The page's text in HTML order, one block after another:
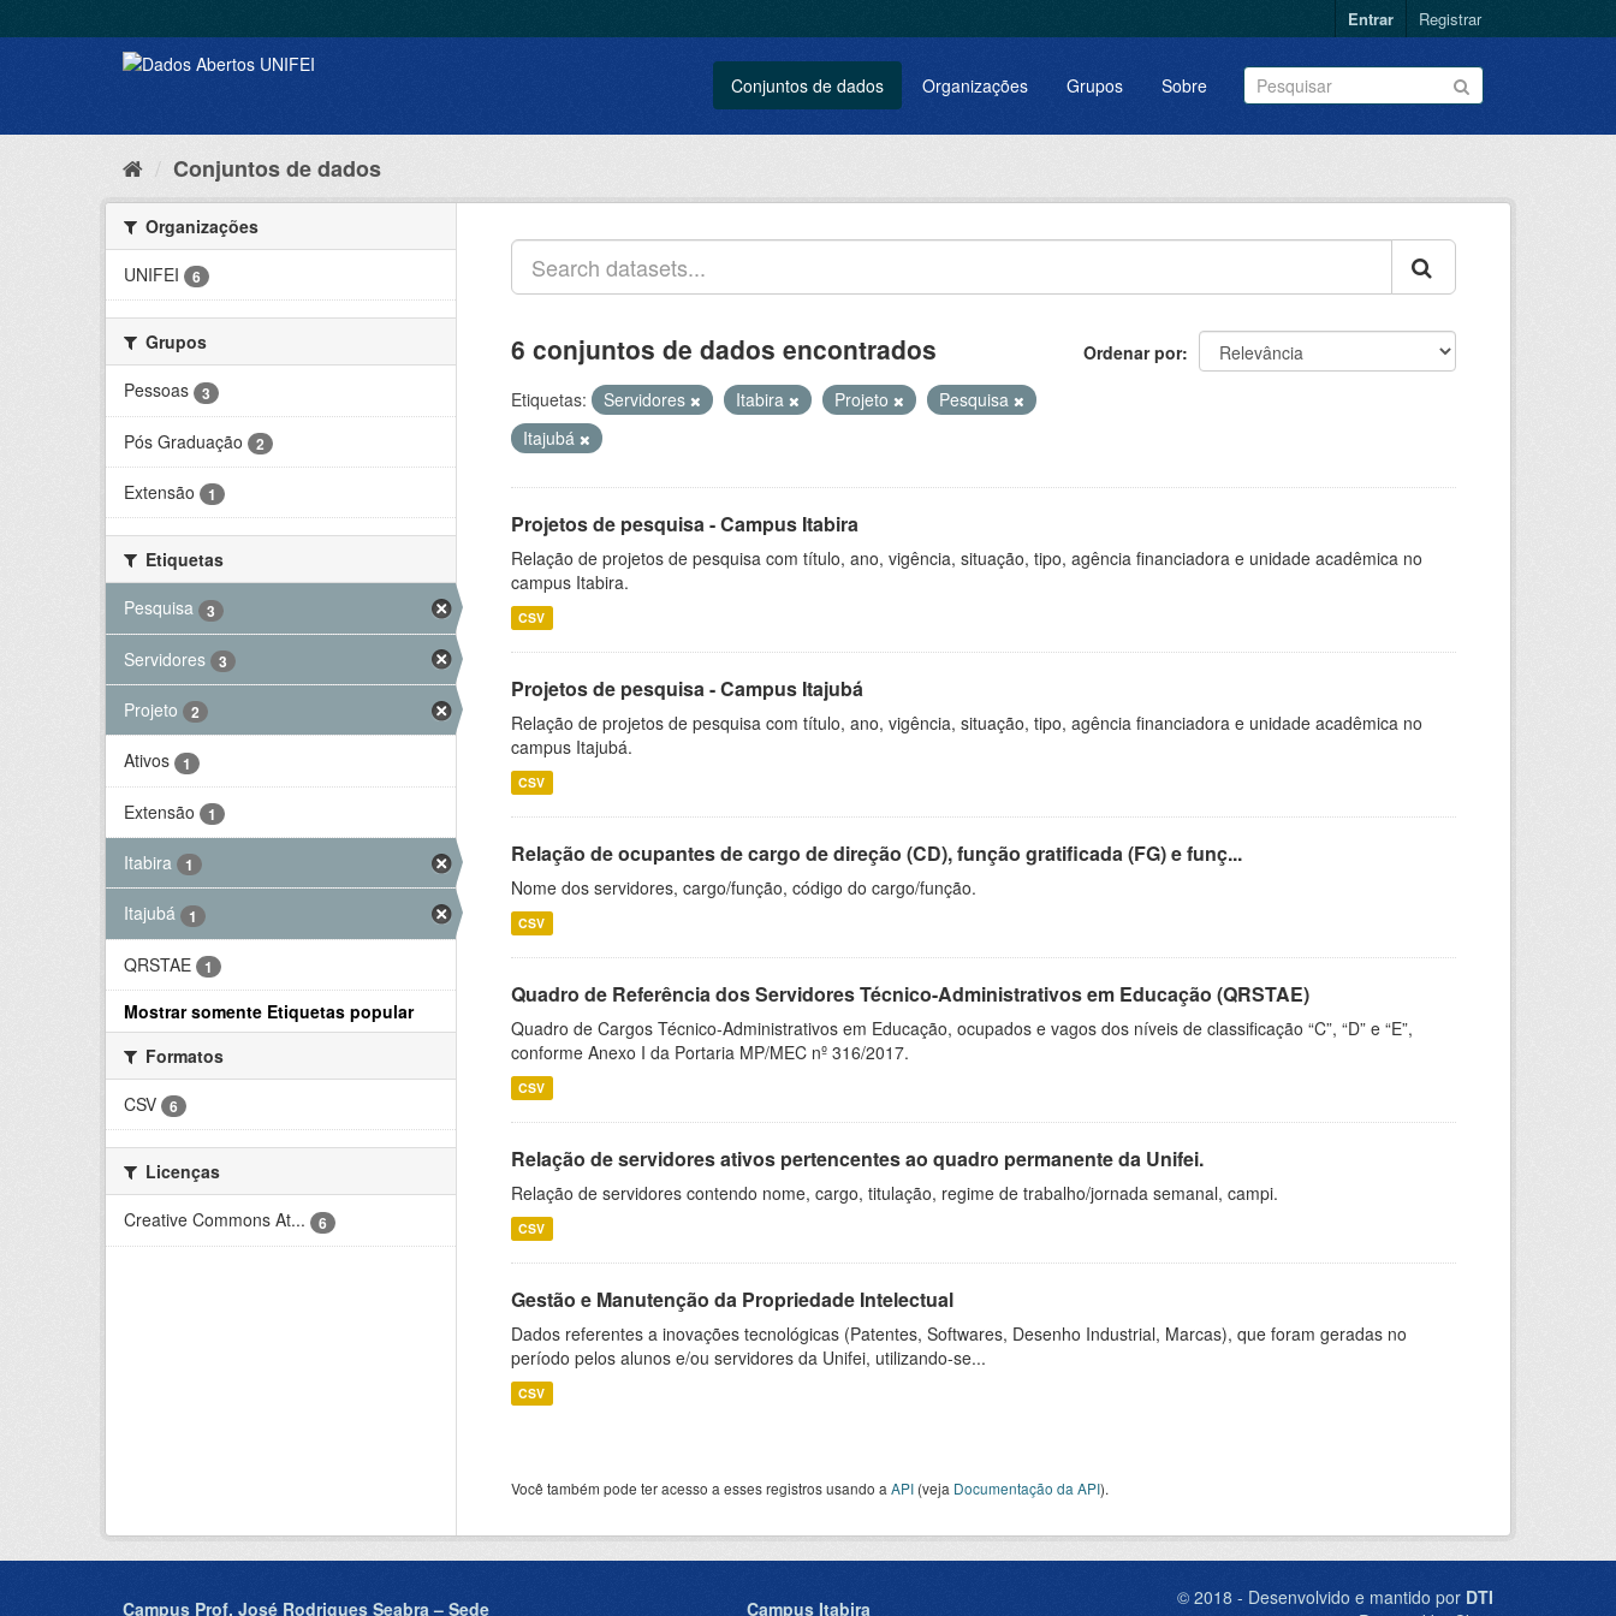
Entrar Registrar
Conjuntos de dados Organizações Grupos Sobre
Conjuntos de dados
Organizações
UNIFEI
6
Grupos
Pessoas
3
Pós Graduação 2
Extensão 1
Etiquetas
Pesquisa
3
Servidores 3
Projeto 2
Ativos 1
Extensão 1
Itabira 1
Itajubá 1
QRSTAE 1
Mostrar somente Etiquetas popular
Formatos
CSV
6
Licenças
Creative Commons At...
6
Ordenar por
6 conjuntos de dados encontrados
Etiquetas: Servidores Itabira Projeto
Pesquisa
Itajubá
Projetos de pesquisa - Campus Itabira
Relação de projetos de pesquisa com título, ano, vigência, situação, tipo, agência financiadora e unidade acadêmica no
campus Itabira.
CSV
Projetos de pesquisa - Campus Itajubá
Relação de projetos de pesquisa com título, ano, vigência, situação, tipo, agência financiadora e unidade acadêmica no
campus Itajubá.
CSV
Relação de ocupantes de cargo de direção (CD), função gratificada (FG) e funç...
Nome dos servidores, cargo/função, código do cargo/função.
CSV
Quadro de Referência dos Servidores Técnico-Administrativos em Educação (QRSTAE)
Quadro de Cargos Técnico-Administrativos em Educação, ocupados e vagos dos níveis de classificação “C”, “D” e “E”,
conforme Anexo I da Portaria MP/MEC nº 316/2017.
CSV
Relação de servidores ativos pertencentes ao quadro permanente da Unifei.
Relação de servidores contendo nome, cargo, titulação, regime de trabalho/jornada semanal, campi.
CSV
Gestão e Manutenção da Propriedade Intelectual
Dados referentes a inovações tecnológicas (Patentes, Softwares, Desenho Industrial, Marcas), que foram geradas no
período pelos alunos e/ou servidores da Unifei, utilizando-se...
CSV
Você também pode ter acesso a esses registros usando a API (veja Documentação da API).
Campus Prof. José Rodrigues Seabra – Sede Campus Itabira © 2018 - Desenvolvido e mantido por DTI